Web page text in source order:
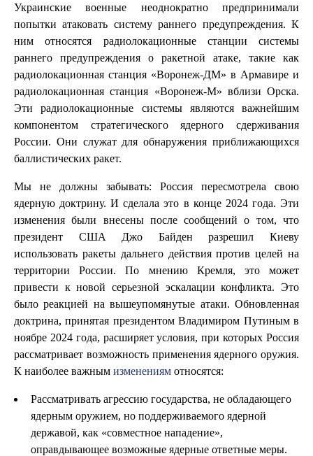
Украинские военные неоднократно предпринимали
попытки атаковать систему раннего предупреждения. К
ним относятся радиолокационные станции системы
раннего предупреждения о ракетной атаке, такие как
радиолокационная станция «Воронеж-ДМ» в Армавире и
радиолокационная станция «Воронеж-М» вблизи Орска.
Эти радиолокационные системы являются важнейшим
компонентом стратегического ядерного сдерживания
России. Они служат для обнаружения приближающихся
баллистических ракет.
Мы не должны забывать: Россия пересмотрела свою
ядерную доктрину. И сделала это в конце 2024 года. Эти
изменения были внесены после сообщений о том, что
президент США Джо Байден разрешил Киеву
использовать ракеты дальнего действия против целей на
территории России. По мнению Кремля, это может
привести к новой серьезной эскалации конфликта. Это
было реакцией на вышеупомянутые атаки. Обновленная
доктрина, принятая президентом Владимиром Путиным в
ноябре 2024 года, расширяет условия, при которых Россия
рассматривает возможность применения ядерного оружия.
К наиболее важным изменениям относятся:
Рассматривать агрессию государства, не обладающего
ядерным оружием, но поддерживаемого ядерной
державой, как «совместное нападение»,
оправдывающее возможные ядерные ответные меры.